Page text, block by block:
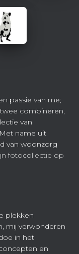
passie van me;
combineren,
van
name uit
van woonzorg
fotocollectie op
plekken
mij verwonderen
in het
en